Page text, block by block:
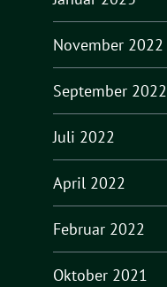
November 2022
September 2022
Juli 2022
April 2022
Februar 2022
Oktober 2021